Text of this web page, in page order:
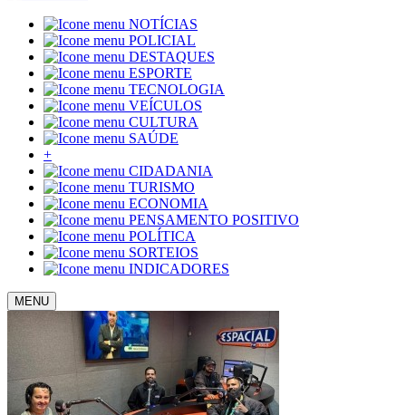
NOTÍCIAS
POLICIAL
DESTAQUES
ESPORTE
TECNOLOGIA
VEÍCULOS
CULTURA
SAÚDE
+
CIDADANIA
TURISMO
ECONOMIA
PENSAMENTO POSITIVO
POLÍTICA
SORTEIOS
INDICADORES
MENU